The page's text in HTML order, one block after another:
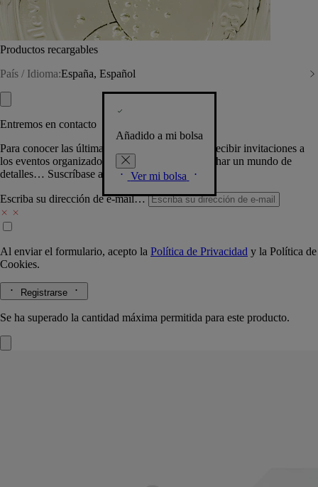
Productos recargables
País / Idioma:España, Español
Añadido a mi bolsa
Ver mi bolsa
Entremos en contacto
Para conocer las últimas creaciones de la Casa, recibir invitaciones a
los eventos organizados por Diptyque y aprovechar un mundo de
detalles… Suscríbase a nuestra newsletter.
Escriba su dirección de e-mail…
Al enviar el formulario, acepto la Política de Privacidad y la Política de
Cookies.
Registrarse
Se ha superado la cantidad máxima permitida para este producto.